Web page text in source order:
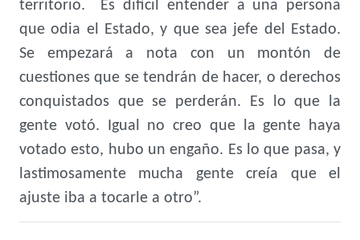
territorio. Es difícil entender a una persona
que odia el Estado, y que sea jefe del Estado.
Se empezará a nota con un montón de
cuestiones que se tendrán de hacer, o derechos
conquistados que se perderán. Es lo que la
gente votó. Igual no creo que la gente haya
votado esto, hubo un engaño. Es lo que pasa, y
lastimosamente mucha gente creía que el
ajuste iba a tocarle a otro”.